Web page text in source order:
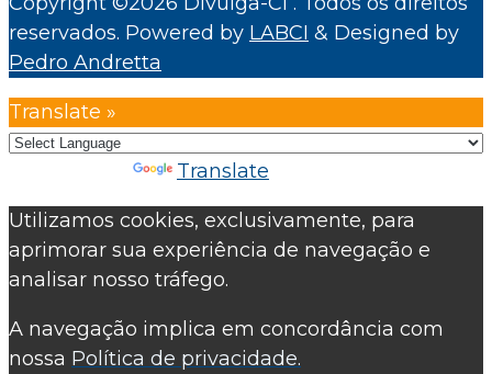
reservados. Powered by LABCI & Designed by
Pedro Andretta
Translate »
Translate
Utilizamos cookies, exclusivamente, para
aprimorar sua experiência de navegação e
analisar nosso tráfego.
A navegação implica em concordância com
nossa Política de privacidade.